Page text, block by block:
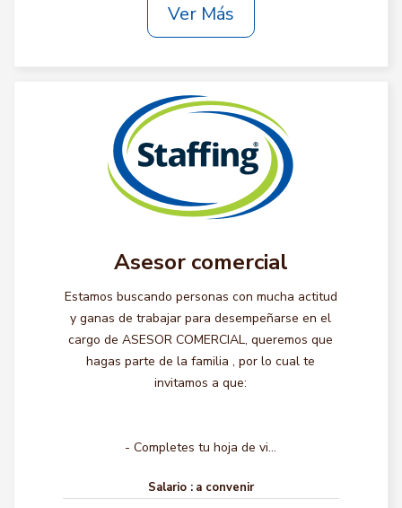
Ver Más
Asesor comercial
Estamos buscando personas con mucha actitud
y ganas de trabajar para desempeñarse en el
cargo de ASESOR COMERCIAL, queremos que
hagas parte de la familia , por lo cual te
invitamos a que:
- Completes tu hoja de vi...
Salario : a convenir